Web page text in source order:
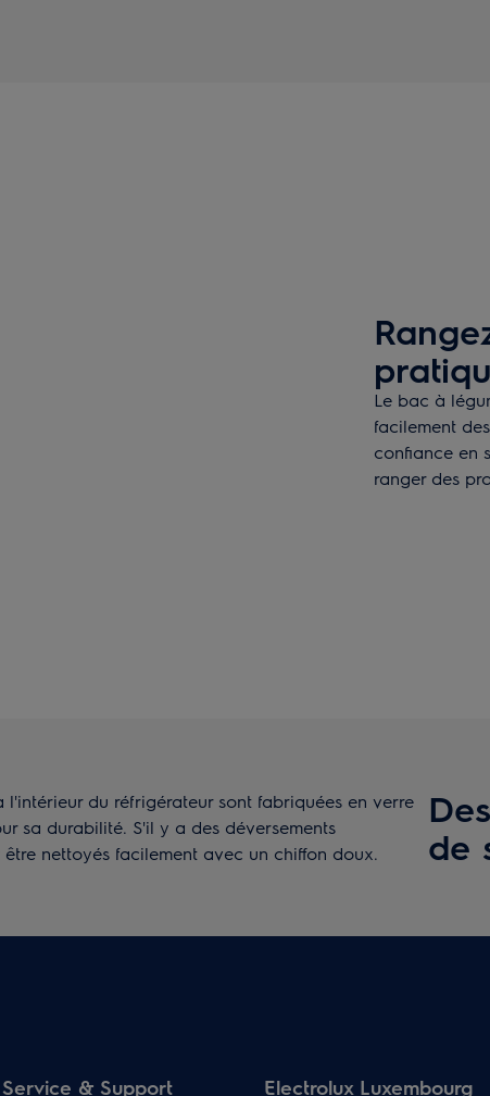
Le bac à
facilement
confiance en
ranger des
de
l'intérieur du réfrigérateur sont fabriquées en verre
sa durabilité. S'il y a des déversements
nettoyés facilement avec un chiffon doux.
Service & Support Electrolux Luxembourg